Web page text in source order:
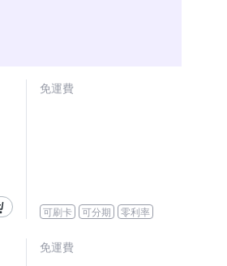
免運費
可刷卡 可分期 零利率
免運費